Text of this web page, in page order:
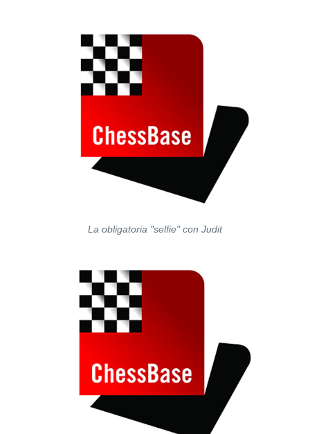
La obligatoria "selfie" con Judit